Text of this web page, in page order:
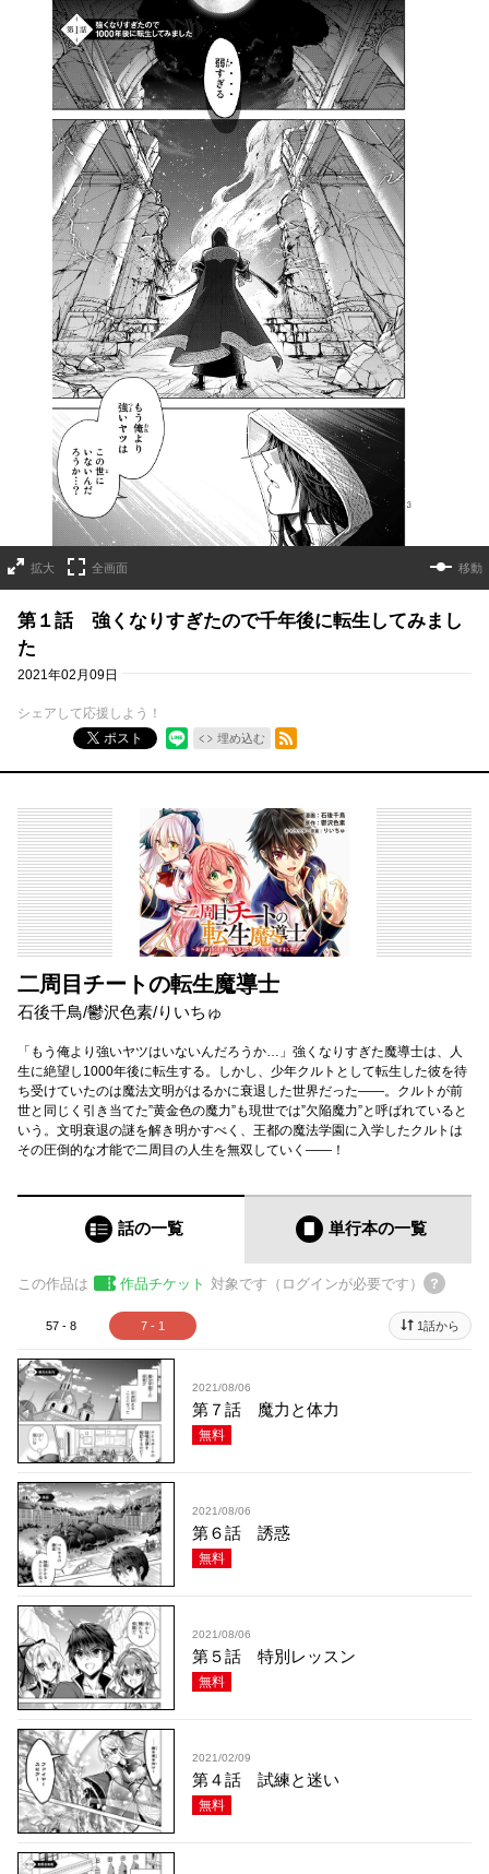
拡大 全画面 移動
第１話 強くなりすぎたので千年後に転生してみまし
た
2021年02月09日
シェアして応援しよう！
ポスト
埋め込む
RSSフィード
二周目チートの転生魔導士
石後千鳥/鬱沢色素/りいちゅ
「もう俺より強いヤツはいないんだろうか…」強くなりすぎた魔導士は、人
生に絶望し1000年後に転生する。しかし、少年クルトとして転生した彼を待
ち受けていたのは魔法文明がはるかに衰退した世界だった――。クルトが前
世と同じく引き当てた”黄金色の魔力”も現世では”欠陥魔力”と呼ばれていると
いう。文明衰退の謎を解き明かすべく、王都の魔法学園に入学したクルトは
その圧倒的な才能で二周目の人生を無双していく――！
話の一覧 単行本の一覧
この作品は 作品チケット 対象です（ログインが必要です）
57 - 8 7 - 1 1話から
2021/08/06
第７話 魔力と体力
無料
2021/08/06
第６話 誘惑
無料
2021/08/06
第５話 特別レッスン
無料
2021/02/09
第４話 試練と迷い
無料